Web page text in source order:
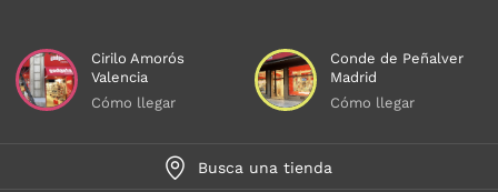
Cirilo Amorós
Valencia
Cómo llegar
Conde de Peñalver
Madrid
Cómo llegar
Busca una tienda